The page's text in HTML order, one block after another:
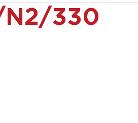
N2/330